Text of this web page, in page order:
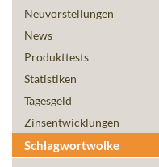
Neuvorstellungen
News
Produkttests
Statistiken
Tagesgeld
Zinsentwicklungen
Schlagwortwolke